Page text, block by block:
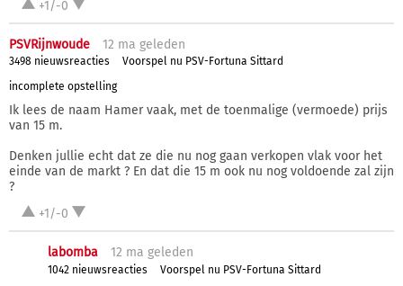
+1/-0
PSVRijnwoude 12 ma geleden
3498 nieuwsreacties
Voorspel nu PSV-Fortuna Sittard
incomplete opstelling
Ik lees de naam Hamer vaak, met de toenmalige (vermoede) prijs
van 15 m.
Denken jullie echt dat ze die nu nog gaan verkopen vlak voor het
einde van de markt ? En dat die 15 m ook nu nog voldoende zal zijn
?
+1/-0
labomba 12 ma geleden
1042 nieuwsreacties
Voorspel nu PSV-Fortuna Sittard